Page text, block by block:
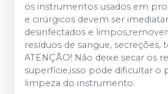
os instrumentos usados em
e cirúrgicos devem ser
desinfectados e
resíduos de sangue, secreções,
ATENÇÃO! Não deixe secar os
superfície,isso pode dificultar o
limpeza do instrumento.